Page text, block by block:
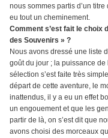
nous sommes partis d’un
eu tout un cheminement.
Comment s’est fait le choix
des Souvenirs » ?
Nous avons dressé une liste
goût du jour ; la puissance
sélection s’est faite très
départ de cette aventure, le
inattendus, il y a eu un effet
un engouement et que les
partir de là, on s’est dit que
avons choisi des morceaux